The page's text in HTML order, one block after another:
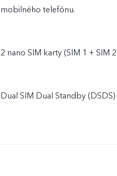
mobilného telefónu.
2 nano SIM karty (SIM 1 + SIM
Dual SIM Dual Standby (DSDS)